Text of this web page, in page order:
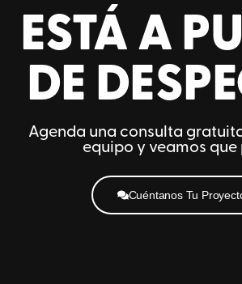
ESTÁ A
DE
Agenda una consulta
equipo y veamos que
Cuéntanos Tu